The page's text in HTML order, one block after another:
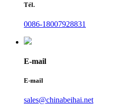
Tél.
0086-18007928831
E-mail
E-mail
sales@chinabeihai.net